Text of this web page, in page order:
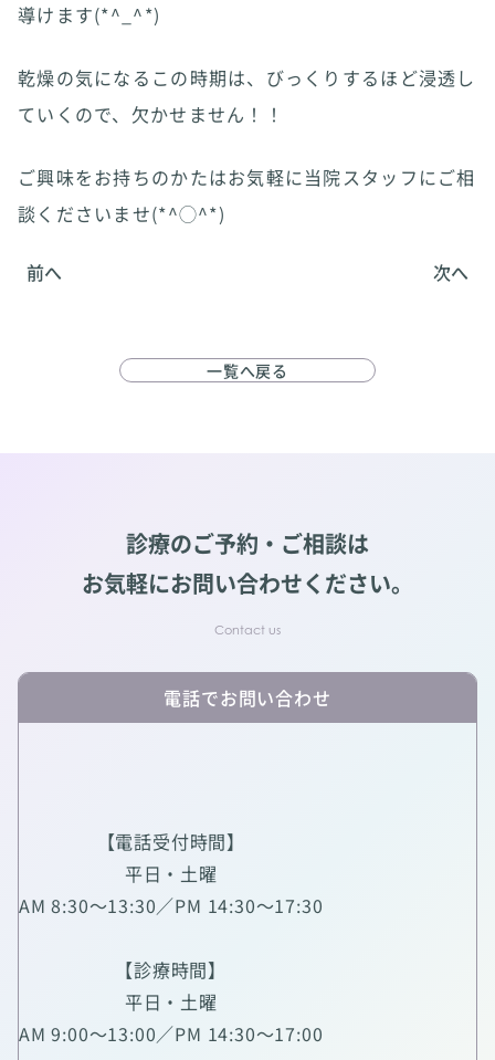
導けます(*^_^*)
乾燥の気になるこの時期は、びっくりするほど浸透し
ていくので、欠かせません！！
ご興味をお持ちのかたはお気軽に当院スタッフにご相
談くださいませ(*^◯^*)
前へ 次へ
一覧へ戻る
診療のご予約・ご相談は
お気軽にお問い合わせください。
電話でお問い合わせ
【電話受付時間】
平日・土曜
AM 8:30～13:30／PM 14:30～17:30
【診療時間】
平日・土曜
AM 9:00～13:00／PM 14:30～17:00